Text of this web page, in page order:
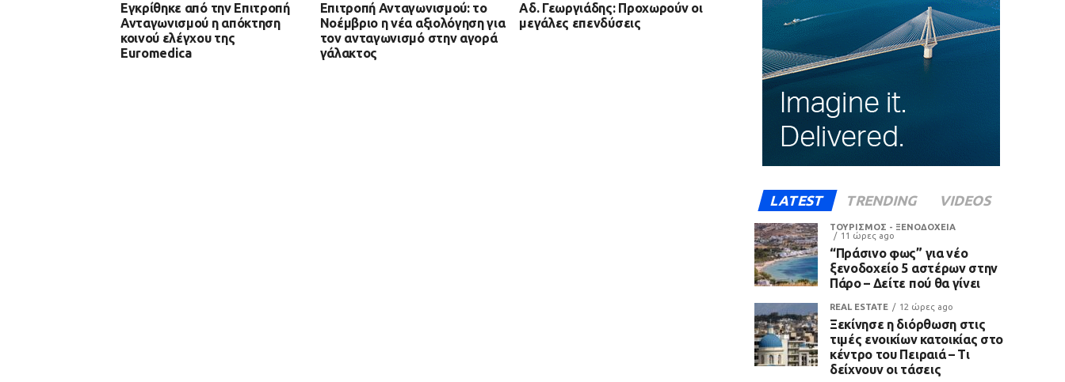
Εγκρίθηκε από την Επιτροπή
Ανταγωνισμού η απόκτηση
κοινού ελέγχου της
Euromedica
Επιτροπή Ανταγωνισμού: το
Νοέμβριο η νέα αξιολόγηση για
τον ανταγωνισμό στην αγορά
γάλακτος
Αδ. Γεωργιάδης: Προχωρούν οι
μεγάλες επενδύσεις
LATEST TRENDING VIDEOS
ΤΟΥΡΙΣΜΟΣ - ΞΕΝΟΔΟΧΕΙΑ
11 ώρες ago
“Πράσινο φως” για νέο
ξενοδοχείο 5 αστέρων στην
Πάρο – Δείτε πού θα γίνει
REAL ESTATE 12 ώρες ago
Ξεκίνησε η διόρθωση στις
τιμές ενοικίων κατοικίας στο
κέντρο του Πειραιά – Τι
δείχνουν οι τάσεις